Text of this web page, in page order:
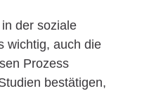
der soziale
wichtig, auch die
Prozess
bestätigen,